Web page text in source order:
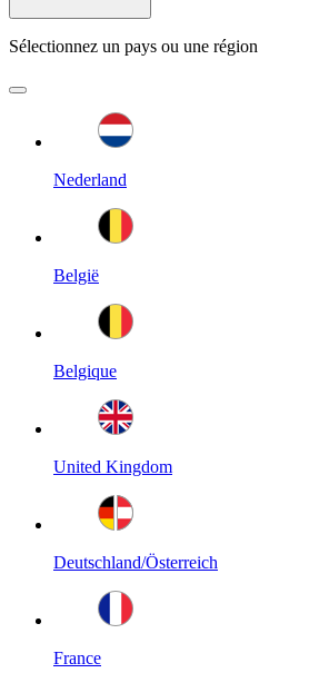
Sélectionnez un pays ou une région
Nederland
België
Belgique
United Kingdom
Deutschland/Österreich
France